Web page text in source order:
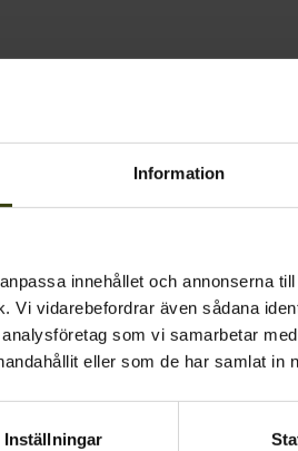
Information
innehållet och annonserna
Vi vidarebefordrar även sådana
som vi samarbetar
eller som de har samlat in
Inställningar